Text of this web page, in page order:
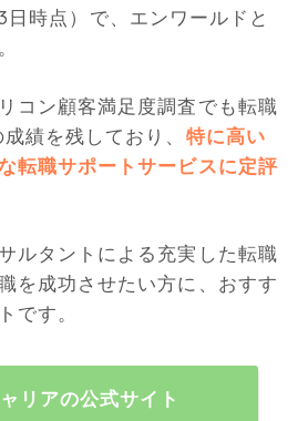
日時点）で、エンワールドと
コン顧客満足度調査でも転職
績を残しており、 特に高い
転職サポートサービスに定評
ルタントによる充実した転職
を成功させたい方に、おすす
です。
リアの公式サイト